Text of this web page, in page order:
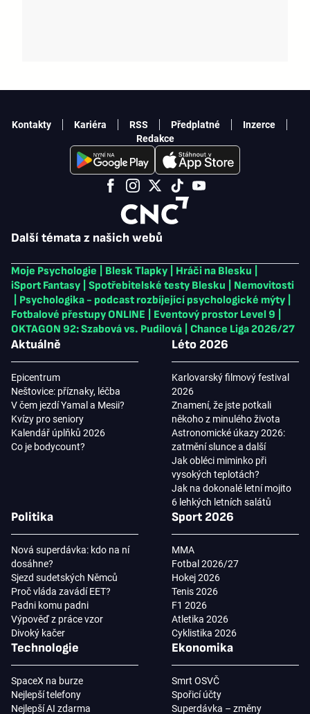
Další témata z našich webů
Moje Psychologie Blesk Tlapky Hráči na Blesku
iSport Fantasy
Spotřebitelské testy Blesku
Nemovitosti
Psychologika - podcast rozbíjející psychologické mýty
Fotbalové přestupy ONLINE
Eventový prostor Level 9
OKTAGON 92: Szabová vs. Pudilová
Chance Liga 2026/27
Aktuálně
Epicentrum
Neštovice: příznaky, léčba
V čem jezdí Yamal a Mesii?
Kvízy pro seniory
Kalendář úplňků 2026
Co je bodycount?
Léto 2026
Karlovarský filmový festival
2026
Znamení, že jste potkali
někoho z minulého života
Astronomické úkazy 2026:
zatmění slunce a další
Jak obléci miminko při
vysokých teplotách?
Jak na dokonalé letní mojito
6 lehkých letních salátů
Politika
Nová superdávka: kdo na ní
dosáhne?
Sjezd sudetských Němců
Proč vláda zavádí EET?
Padni komu padni
Výpověď z práce vzor
Divoký kačer
Sport 2026
MMA
Fotbal 2026/27
Hokej 2026
Tenis 2026
F1 2026
Atletika 2026
Cyklistika 2026
Technologie
SpaceX na burze
Nejlepší telefony
Nejlepší AI zdarma
Ekonomika
Smrt OSVČ
Spořicí účty
Superdávka – změny
Kontakty Kariéra RSS Předplatné
Inzerce
Redakce